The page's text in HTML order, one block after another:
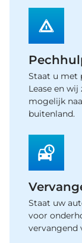
Staat u met
Lease en
mogelijk
buitenland.
Staat uw
voor
vervangend